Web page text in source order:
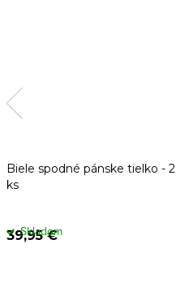
Biele spodné pánske tielko - 2
ks
39,95 €
Skladom